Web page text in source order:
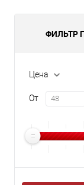
ФИЛЬТР
Цена
От